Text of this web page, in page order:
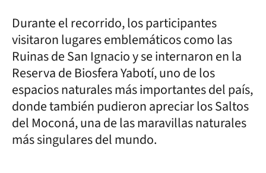
Durante el recorrido, los participantes
visitaron lugares emblemáticos como las
Ruinas de San Ignacio y se internaron en la
Reserva de Biosfera Yabotí, uno de los
espacios naturales más importantes del país,
donde también pudieron apreciar los Saltos
del Moconá, una de las maravillas naturales
más singulares del mundo.